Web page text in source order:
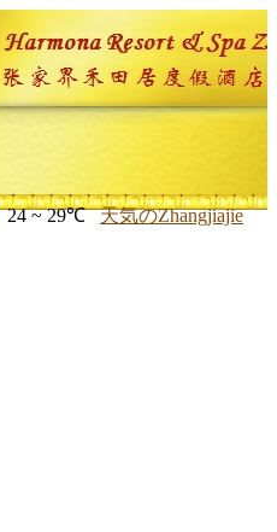
24 ~ 29℃ 天気のZhangjiajie